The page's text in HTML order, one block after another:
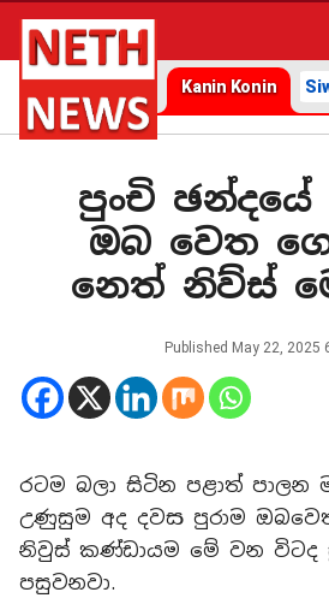
Kanin Konin
පුංචි
ඔබ වෙත
නෙත් නිව්ස්
Published May 22, 2025
රටම බලා සිටින පළාත් පාලන
උණුසුම අද දවස පුරාම
නිවුස් කණ්ඩායම මේ වන විටද
පසුවනවා.